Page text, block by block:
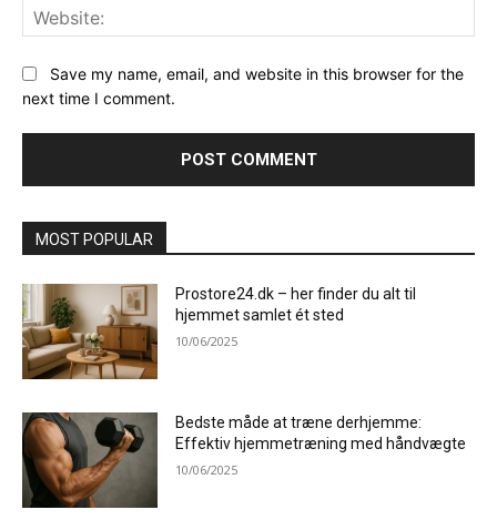
Save my name, email, and website in this browser for the
next time I comment.
MOST POPULAR
Prostore24.dk – her finder du alt til
hjemmet samlet ét sted
10/06/2025
Bedste måde at træne derhjemme:
Effektiv hjemmetræning med håndvægte
10/06/2025